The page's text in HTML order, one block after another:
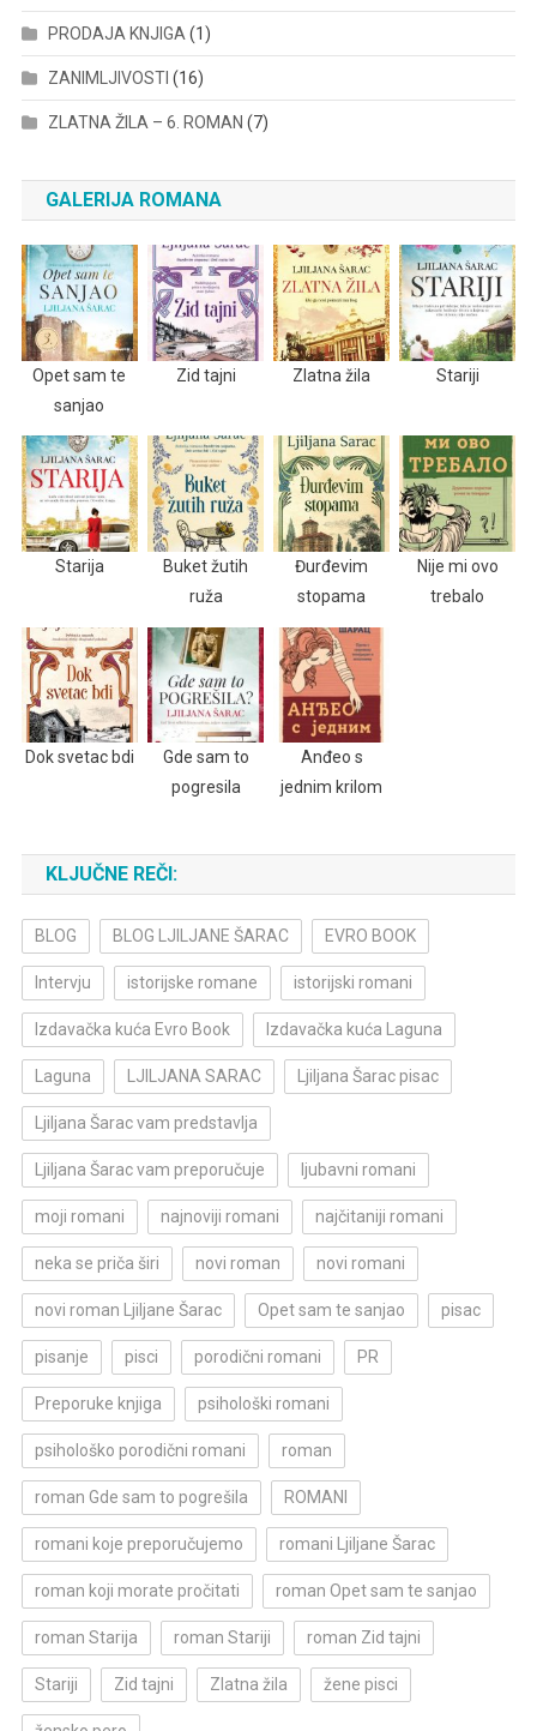
PRODAJA KNJIGA (1)
ZANIMLJIVOSTI (16)
ZLATNA ŽILA – 6. ROMAN (7)
GALERIJA ROMANA
Opet sam te
sanjao
Zid tajni Zlatna žila Stariji
Starija
Buket žutih
ruža
Đurđevim
stopama
Nije mi ovo
trebalo
Dok svetac bdi
Gde sam to
pogresila
Anđeo s
jednim krilom
KLJUČNE REČI:
BLOG BLOG LJILJANE ŠARAC EVRO BOOK
Intervju istorijske romane istorijski romani
Izdavačka kuća Evro Book Izdavačka kuća Laguna
Laguna LJILJANA SARAC Ljiljana Šarac pisac
Ljiljana Šarac vam predstavlja
Ljiljana Šarac vam preporučuje ljubavni romani
moji romani najnoviji romani najčitaniji romani
neka se priča širi novi roman novi romani
novi roman Ljiljane Šarac Opet sam te sanjao pisac
pisanje pisci porodični romani PR
Preporuke knjiga psihološki romani
psihološko porodični romani roman
roman Gde sam to pogrešila ROMANI
romani koje preporučujemo romani Ljiljane Šarac
roman koji morate pročitati roman Opet sam te sanjao
roman Starija roman Stariji roman Zid tajni
Stariji Zid tajni Zlatna žila žene pisci